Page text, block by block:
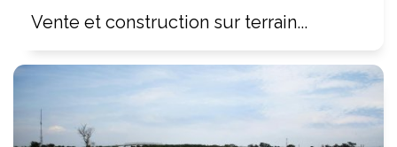
Vente et construction sur terrain...